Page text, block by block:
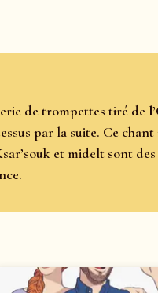
de trompettes tiré de
par la suite. Ce chant
et midelt sont